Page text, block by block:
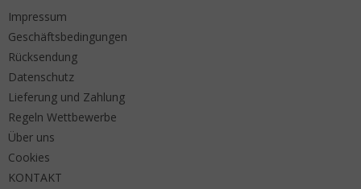
Impressum
Geschäftsbedingungen
Rücksendung
Datenschutz
Lieferung und Zahlung
Regeln Wettbewerbe
Über uns
Cookies
KONTAKT